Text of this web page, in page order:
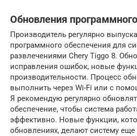
Обновления
Производитель регулярно
программного обеспечения для
развлечениями Chery Tiggo 8.
исправления ошибок, новые
производительности. Процесс
выполнить через Wi-Fi или с
Я рекомендую регулярно
обеспечение, чтобы система
эффективно. Новые функции,
обновлениях, делают систему